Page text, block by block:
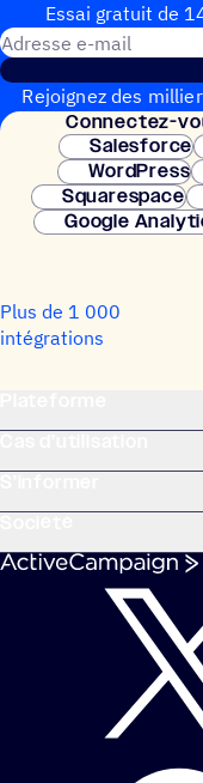
Essai gratuit de
Rejoignez des
Connec­tez-
Salesforce
WordPress
Squarespace
Google
Plus de 1 000
intégrations